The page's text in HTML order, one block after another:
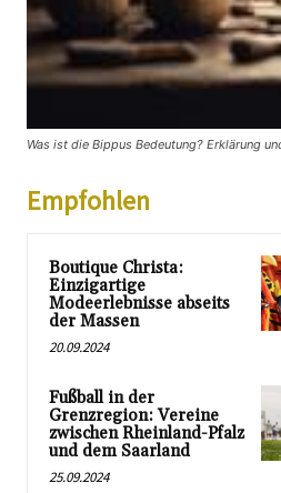
Was ist die Bippus Bedeutung? Erklärung
Empfohlen
Boutique Christa:
Einzigartige
Modeerlebnisse abseits
der Massen
20.09.2024
Fußball in der
Grenzregion: Vereine
zwischen Rheinland-Pfalz
und dem Saarland
25.09.2024